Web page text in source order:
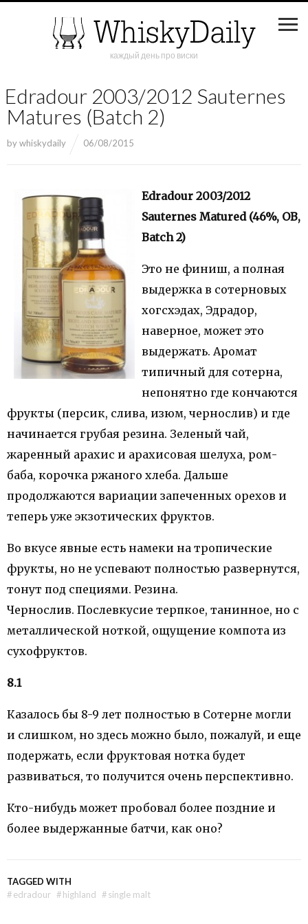
каждый день про виски
Edradour 2003/2012 Sauternes
Matures (Batch 2)
bywhiskydaily 06/08/2015
Edradour 2003/2012
Sauternes Matured (46%, OB,
Batch 2)
Это не финиш, а полная
выдержка в сотерновых
хогсхэдах, Эдрадор,
наверное, может это
выдержать. Аромат
типичный для сотерна,
непонятно где кончаются
фрукты (персик, слива, изюм, чернослив) и где
начинается грубая резина. Зеленый чай,
жаренный арахис и арахисовая шелуха, ром-
баба, корочка ржаного хлеба. Дальше
продолжаются вариации запеченных орехов и
теперь уже экзотических фруктов.
Во вкусе явные есть намеки на тропические
фрукты, но не успевают полностью развернутся,
тонут под специями. Резина.
Чернослив. Послевкусие терпкое, танинное, но с
металлической ноткой, ощущение компота из
сухофруктов.
8.1
Казалось бы 8-9 лет полностью в Сотерне могли
и слишком, но здесь можно было, пожалуй, и еще
подержать, если фруктовая нотка будет
развиваться, то получится очень перспективно.
Кто-нибудь может пробовал более поздние и
более выдержанные батчи, как оно?
TAGGED WITH
#edradour #highland #single malt